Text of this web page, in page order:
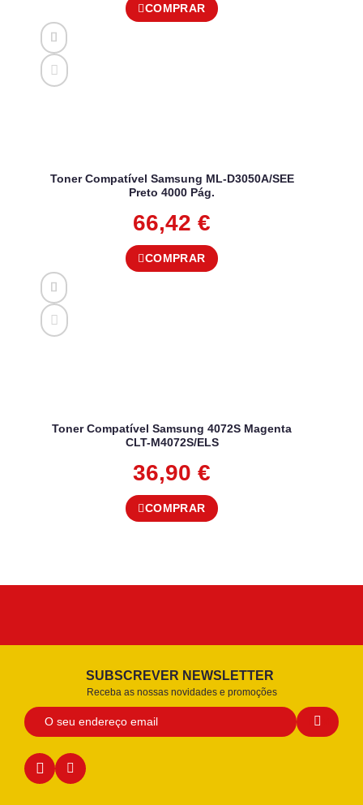
COMPRAR
Toner Compatível Samsung ML-D3050A/SEE
Preto 4000 Pág.
66,42 €
COMPRAR
Toner Compatível Samsung 4072S Magenta
CLT-M4072S/ELS
36,90 €
COMPRAR
SUBSCREVER NEWSLETTER
Receba as nossas novidades e promoções